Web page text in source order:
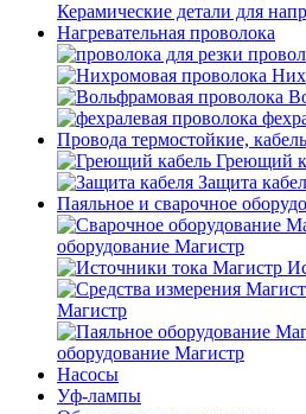
Керамические детали для
Нагревательная проволока
Провода термостойкие,
Греющий
Защита
Паяльное и сварочное
оборудование Магистр
Магистр
оборудование Магистр
Насосы
Уф-лампы